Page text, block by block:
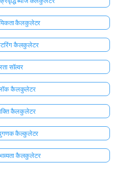
कैलकुलेटर
कैलकुलेटर
सॉल्वर
कैलकुलेटर
कैलकुलेटर
कैल्कुलेटर
कैलकुलेटर